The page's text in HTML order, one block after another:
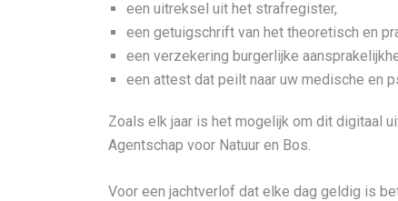
een uitreksel uit het strafregister,
een getuigschrift van het theoretisch en
een verzekering burgerlijke
een attest dat peilt naar uw medische en
Zoals elk jaar is het mogelijk om dit digitaal
Agentschap voor Natuur en Bos.
Voor een jachtverlof dat elke dag geldig is